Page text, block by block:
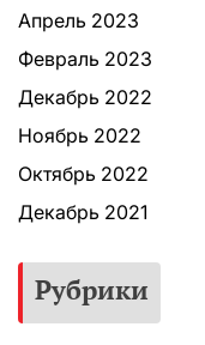
Апрель 2023
Февраль 2023
Декабрь 2022
Ноябрь 2022
Октябрь 2022
Декабрь 2021
Рубрики